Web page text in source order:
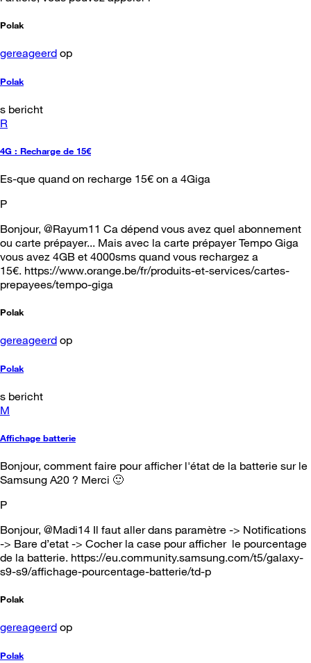
Polak
gereageerd op
Polak
s bericht
R
4G : Recharge de 15€
Es-que quand on recharge 15€ on a 4Giga
P
Bonjour, @Rayum11 Ca dépend vous avez quel abonnement
ou carte prépayer... Mais avec la carte prépayer Tempo Giga
vous avez 4GB et 4000sms quand vous rechargez a
15€. https://www.orange.be/fr/produits-et-services/cartes-
prepayees/tempo-giga
Polak
gereageerd op
Polak
s bericht
M
Affichage batterie
Bonjour, comment faire pour afficher l'état de la batterie sur le
Samsung A20 ? Merci 🙂
P
Bonjour, @Madi14 Il faut aller dans paramètre -> Notifications
-> Bare d’etat -> Cocher la case pour afficher le pourcentage
de la batterie. https://eu.community.samsung.com/t5/galaxy-
s9-s9/affichage-pourcentage-batterie/td-p
Polak
gereageerd op
Polak